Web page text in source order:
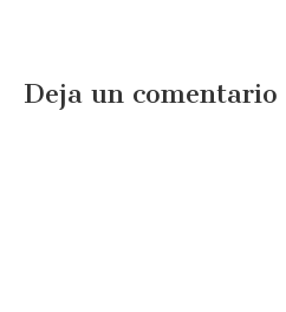
Deja un comentario